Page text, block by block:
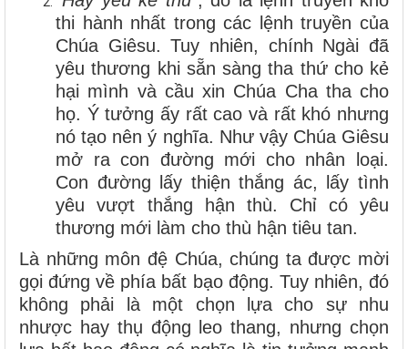
thi hành nhất trong các lệnh truyền của
Chúa Giêsu. Tuy nhiên, chính Ngài đã
yêu thương khi sẵn sàng tha thứ cho kẻ
hại mình và cầu xin Chúa Cha tha cho
họ. Ý tưởng ấy rất cao và rất khó nhưng
nó tạo nên ý nghĩa. Như vậy Chúa Giêsu
mở ra con đường mới cho nhân loại.
Con đường lấy thiện thắng ác, lấy tình
yêu vượt thắng hận thù. Chỉ có yêu
thương mới làm cho thù hận tiêu tan.
Là những môn đệ Chúa, chúng ta được mời
gọi đứng về phía bất bạo động. Tuy nhiên, đó
không phải là một chọn lựa cho sự nhu
nhược hay thụ động leo thang, nhưng chọn